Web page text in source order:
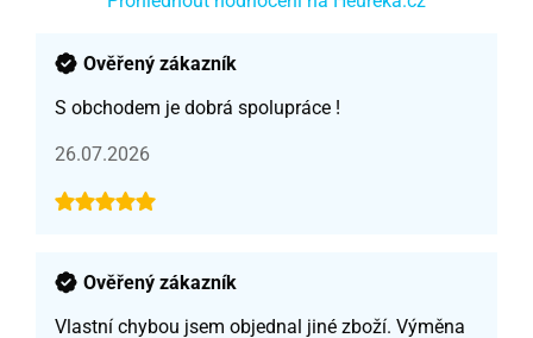
Ověřený zákazník
S obchodem je dobrá spolupráce !
26.07.2026
Ověřený zákazník
Vlastní chybou jsem objednal jiné zboží. Výměna